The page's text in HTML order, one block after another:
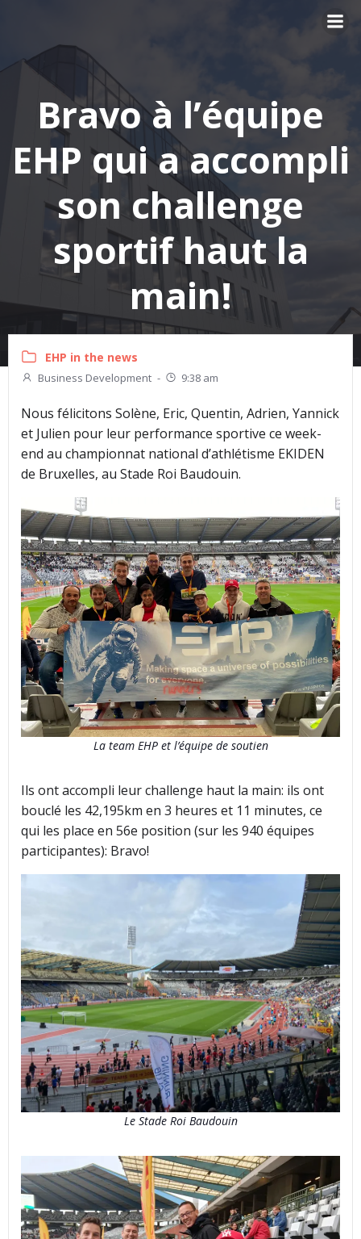
Bravo à l’équipe
EHP qui a accompli
son challenge
sportif haut la
main!
EHP in the news
Business Development - 9:38 am
Nous félicitons Solène, Eric, Quentin, Adrien, Yannick
et Julien pour leur performance sportive ce week-
end au championnat national d’athlétisme EKIDEN
de Bruxelles, au Stade Roi Baudouin.
La team EHP et l’équipe de soutien
Ils ont accompli leur challenge haut la main: ils ont
bouclé les 42,195km en 3 heures et 11 minutes, ce
qui les place en 56e position (sur les 940 équipes
participantes): Bravo!
Le Stade Roi Baudouin